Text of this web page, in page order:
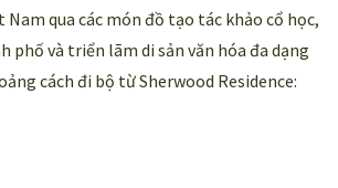
Nam qua các món đồ tạo tác khảo cổ học,
phố và triển lãm di sản văn hóa đa dạng
cách đi bộ từ Sherwood Residence: